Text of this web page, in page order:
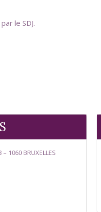
le SDJ.
1060 BRUXELLES